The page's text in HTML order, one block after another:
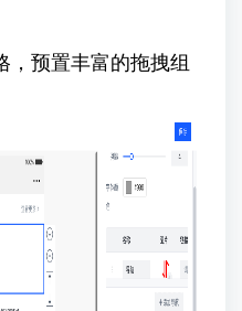
，预置丰富的拖拽组